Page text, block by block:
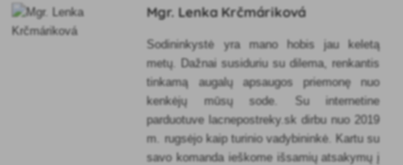
Mgr. Lenka Krčmáriková
Sodininkystė yra mano hobis jau keletą
metų. Dažnai susiduriu su dilema, renkantis
tinkamą augalų apsaugos priemonę nuo
kenkėjų mūsų sode. Su internetine
parduotuve lacnepostreky.sk dirbu nuo 2019
m. rugsėjo kaip turinio vadybininkė. Kartu su
savo komanda ieškome išsamių atsakymų į